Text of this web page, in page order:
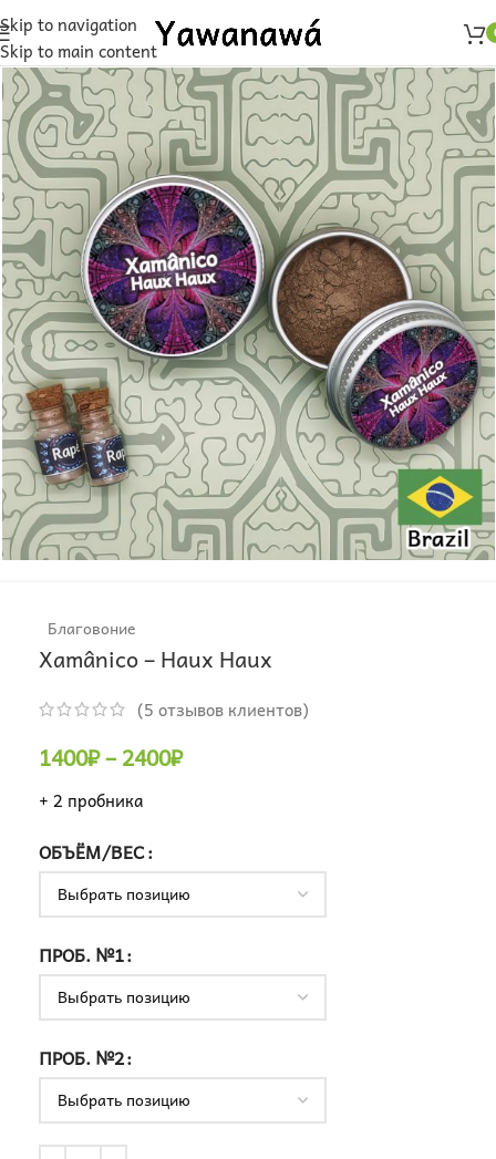
Skip to navigation
Skip to main content
Благовоние
Xamânico – Haux Haux
(5 отзывов клиентов)
1400₽–2400₽
+ 2 пробника
ОБЪЁМ/ВЕС
ПРОБ. №1
ПРОБ. №2